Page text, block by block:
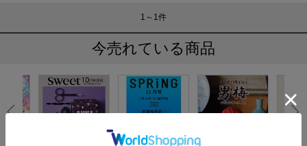
1～1 件
今売れている商品